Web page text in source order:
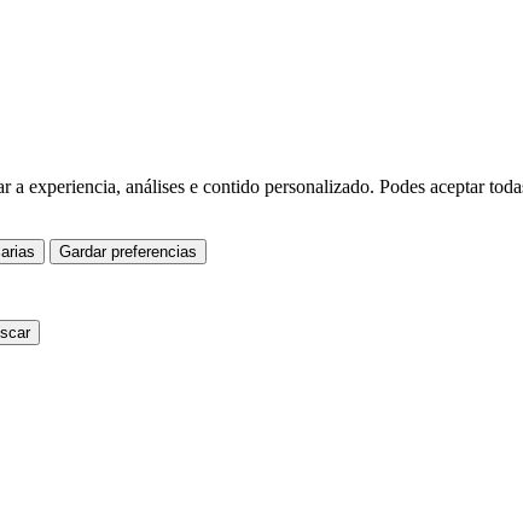
a experiencia, análises e contido personalizado. Podes aceptar
Gardar preferencias